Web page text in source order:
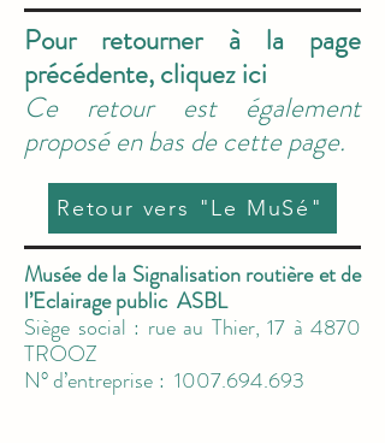
Pour retourner à la page
précédente, cliquez ici
Ce retour est également
proposé en bas de cette page.
Retour vers "Le MuSé"
Musée de la Signalisation routière et de
l’Eclairage public ASBL
Siège social : rue au Thier, 17 à 4870
TROOZ
N° d’entreprise :1007.694.693